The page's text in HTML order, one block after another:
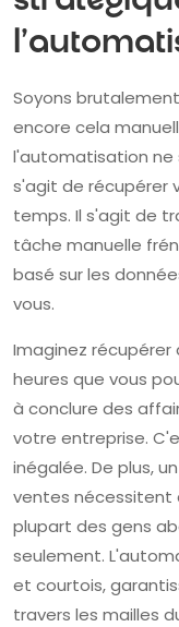
Soyons
encore cela
l'automatisation ne
s'agit de récupérer
temps. Il s'agit de
tâche manuelle
basé sur les
vous.
Imaginez récupérer
heures que vous
à conclure des
votre entreprise.
inégalée. De plus,
ventes nécessitent
plupart des gens
seulement.
et courtois,
travers les mailles